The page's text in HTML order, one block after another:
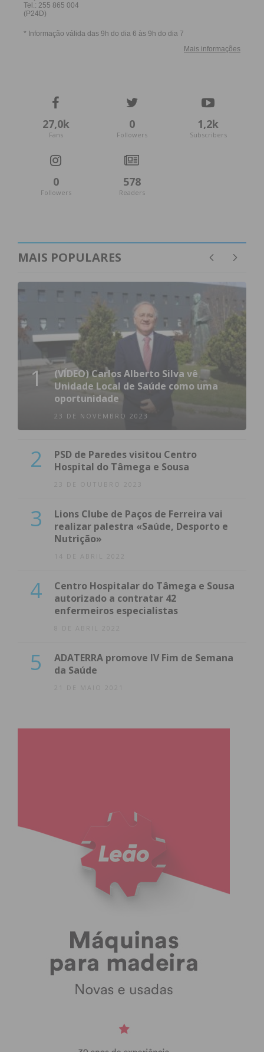
27,0k
Fans
0
Followers
1,2k
Subscribers
0
Followers
578
Readers
MAIS POPULARES
1
(VÍDEO) Carlos Alberto Silva vê
Unidade Local de Saúde como uma
oportunidade
23 DE NOVEMBRO 2023
2
PSD de Paredes visitou Centro
Hospital do Tâmega e Sousa
23 DE OUTUBRO 2023
3
Lions Clube de Paços de Ferreira vai
realizar palestra «Saúde, Desporto e
Nutrição»
14 DE ABRIL 2022
4
Centro Hospitalar do Tâmega e Sousa
autorizado a contratar 42
enfermeiros especialistas
8 DE ABRIL 2022
5
ADATERRA promove IV Fim de Semana
da Saúde
21 DE MAIO 2021